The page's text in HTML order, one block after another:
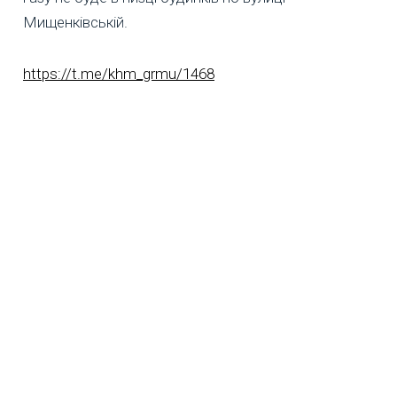
Мищенківській.
https://t.me/khm_grmu/1468